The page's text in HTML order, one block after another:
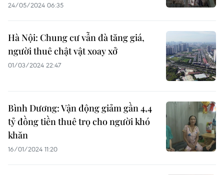
24/05/2024 06:35
Hà Nội: Chung cư vẫn đà tăng giá,
người thuê chật vật xoay xở
01/03/2024 22:47
Bình Dương: Vận động giảm gần 4,4
tỷ đồng tiền thuê trọ cho người khó
khăn
16/01/2024 11:20